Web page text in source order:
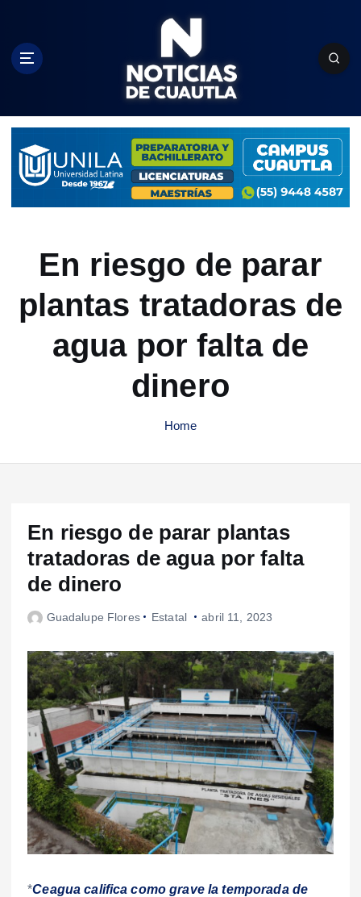
c
En riesgo de parar
plantas tratadoras de
agua por falta de
dinero
Home
En riesgo de parar plantas
tratadoras de agua por falta
de dinero
Guadalupe Flores Estatal abril 11, 2023
*Ceagua califica como grave la temporada de